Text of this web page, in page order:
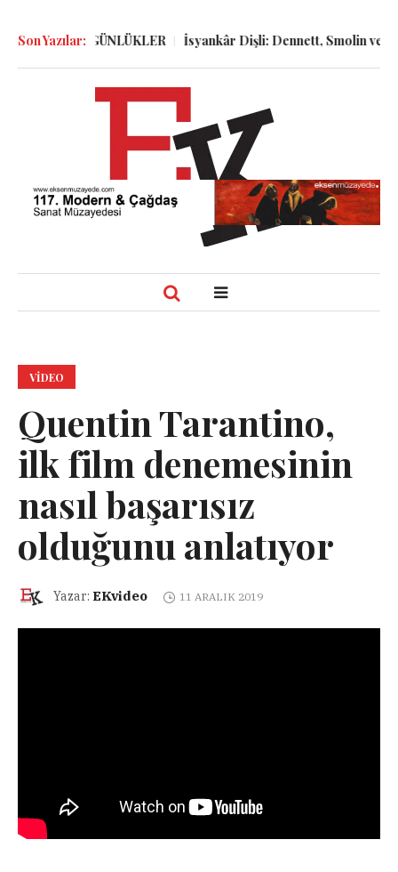
Son Yazılar:ve GÜNLÜKLER İsyankâr Dişli: Dennett, Smolin ve
VIDEO
Quentin Tarantino,
ilk film denemesinin
nasıl başarısız
olduğunu anlatıyor
Yazar: EKvideo 11 ARALIK 2019